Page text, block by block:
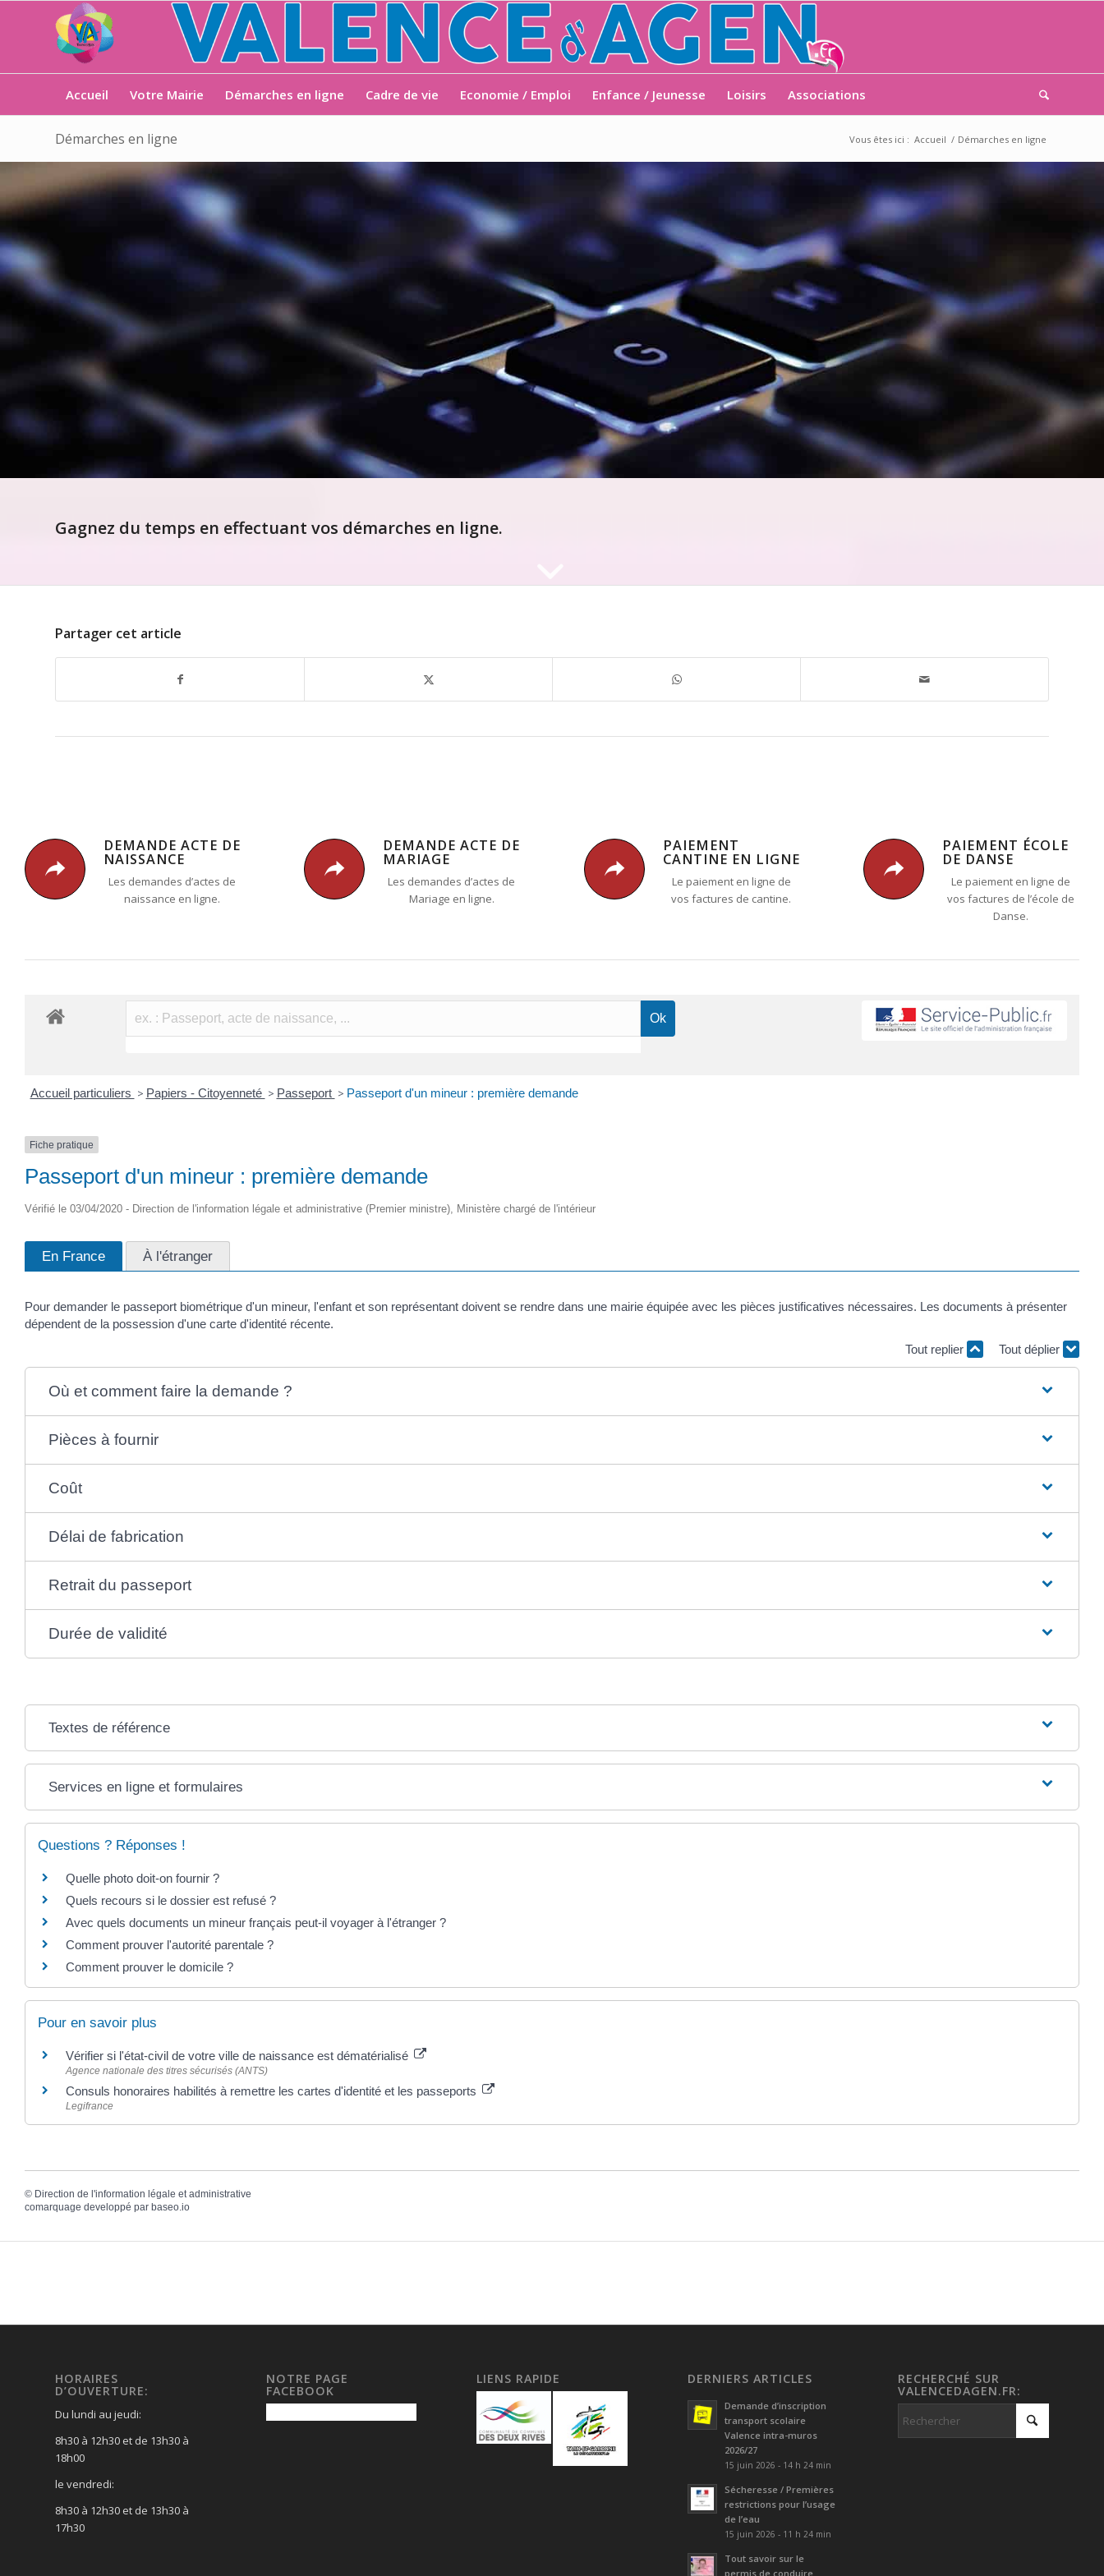
Accueil Votre Mairie Démarches en ligne Cadre de vie Economie / Emploi Enfance / Jeunesse Loisirs Associations
Démarches en ligne Vous êtes ici : Accueil / Démarches en ligne
Gagnez du temps en effectuant vos démarches en ligne.
Partager cet article
DEMANDE ACTE DE
NAISSANCE
Les demandes d’actes de
naissance en ligne.
DEMANDE ACTE DE
MARIAGE
Les demandes d’actes de
Mariage en ligne.
PAIEMENT
CANTINE EN LIGNE
Le paiement en ligne de
vos factures de cantine.
PAIEMENT ÉCOLE
DE DANSE
Le paiement en ligne de
vos factures de l’école de
Danse.
Accueil particuliers > Papiers - Citoyenneté > Passeport > Passeport d'un mineur : première demande
Fiche pratique
Passeport d'un mineur : première demande
Vérifié le 03/04/2020 - Direction de l'information légale et administrative (Premier ministre), Ministère chargé de l'intérieur
En France À l'étranger
Pour demander le passeport biométrique d'un mineur, l'enfant et son représentant doivent se rendre dans une mairie équipée avec les pièces justificatives nécessaires. Les documents à présenter
dépendent de la possession d'une carte d'identité récente.
Tout replier
Tout déplier
Où et comment faire la demande ?
Pièces à fournir
Coût
Délai de fabrication
Retrait du passeport
Durée de validité
Textes de référence
Services en ligne et formulaires
Questions ? Réponses !
Quelle photo doit-on fournir ?
Quels recours si le dossier est refusé ?
Avec quels documents un mineur français peut-il voyager à l'étranger ?
Comment prouver l'autorité parentale ?
Comment prouver le domicile ?
Pour en savoir plus
Vérifier si l'état-civil de votre ville de naissance est dématérialisé
Agence nationale des titres sécurisés (ANTS)
Consuls honoraires habilités à remettre les cartes d'identité et les passeports
Legifrance
© Direction de l'information légale et administrative
comarquage developpé par baseo.io
HORAIRES
D’OUVERTURE:
Du lundi au jeudi:
8h30 à 12h30 et de 13h30 à
18h00
le vendredi:
8h30 à 12h30 et de 13h30 à
17h30
NOTRE PAGE
FACEBOOK
LIENS RAPIDE DERNIERS ARTICLES
Demande d’inscription
transport scolaire
Valence intra-muros
2026/27
15 juin 2026 - 14 h 24 min
Sécheresse / Premières
restrictions pour l’usage
de l’eau
15 juin 2026 - 11 h 24 min
Tout savoir sur le
permis de conduire
RECHERCHÉ SUR
VALENCEDAGEN.FR: